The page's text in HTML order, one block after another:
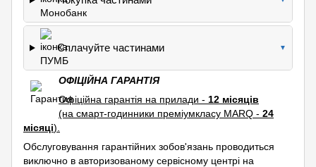
Сплачуйте частинами ▼
ОФІЦІЙНА ГАРАНТІЯ
Офіційна гарантія на прилади - 12 місяців
(на смарт-годинники преміумкласу MARQ - 24
місяці).
Обслуговування гарантійних зобов'язань проводиться
виключно в авторизованому сервісному центрі на